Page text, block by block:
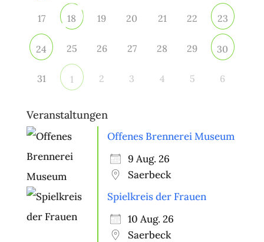
17 18 19 20 21 22 23
24 25 26 27 28 29 30
31 1 2 3 4 5 6
Veranstaltungen
Offenes Brennerei Museum
9 Aug. 26
Saerbeck
Spielkreis der Frauen
10 Aug. 26
Saerbeck